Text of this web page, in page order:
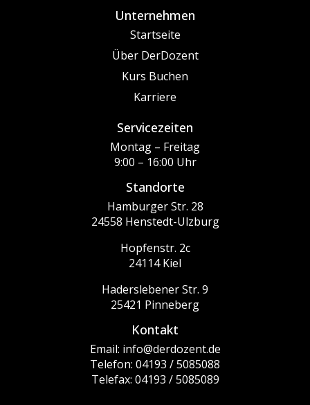
Unternehmen
Startseite
Über DerDozent
Kurs Buchen
Karriere
Servicezeiten
Montag – Freitag
9:00 – 16:00 Uhr
Standorte
Hamburger Str. 28
24558 Henstedt-Ulzburg
Hopfenstr. 2c
24114 Kiel
Haderslebener Str. 9
25421 Pinneberg
Kontakt
Email: info@derdozent.de
Telefon: 04193 / 5085088
Telefax: 04193 / 5085089